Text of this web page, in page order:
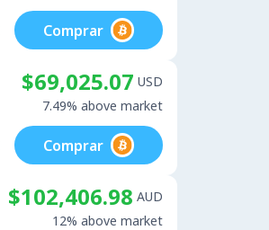
Comprar
$69,025.07 USD
7.49% above market
Comprar
$102,406.98 AUD
12% above market